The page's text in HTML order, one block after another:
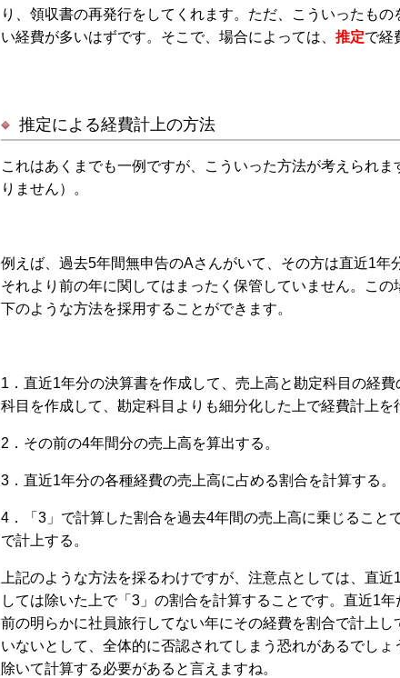
り、領収書の再発行をしてくれます。ただ、こういったも
い経費が多いはずです。そこで、場合によっては、 推定で経
推定による経費計上の方法
これはあくまでも一例ですが、こういった方法が考えられ
りません）。
例えば、過去5年間無申告のAさんがいて、その方は直近1年
それより前の年に関してはまったく保管していません。こ
下のような方法を採用することができます。
1．直近1年分の決算書を作成して、売上高と勘定科目の経
科目を作成して、勘定科目よりも細分化した上で経費計上を
2．その前の4年間分の売上高を算出する。
3．直近1年分の各種経費の売上高に占める割合を計算する。
4．「3」で計算した割合を過去4年間の売上高に乗じること
で計上する。
上記のような方法を採るわけですが、注意点としては、直
しては除いた上で「3」の割合を計算することです。直近1
前の明らかに社員旅行してない年にその経費を割合で計上
いないとして、全体的に否認されてしまう恐れがあるでし
除いて計算する必要があると言えますね。